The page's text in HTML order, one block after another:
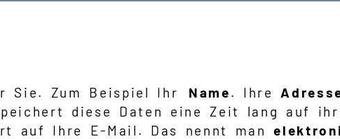
Sie. Zum Beispiel Ihr Name. Ihre
diese Daten eine Zeit lang auf
auf Ihre E-Mail. Das nennt man